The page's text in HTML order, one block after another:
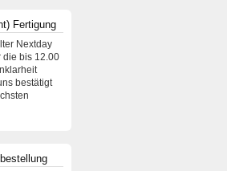
Fertigung
Nextday
die bis 12.00
bestätigt